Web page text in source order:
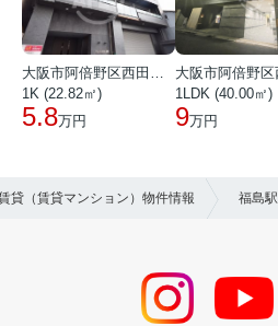
大阪市阿倍野区西田辺町１丁目
1K (22.82㎡)
5.8万円
1LDK (40.00㎡)
9万円
貸（賃貸マンション）物件情報 福島駅